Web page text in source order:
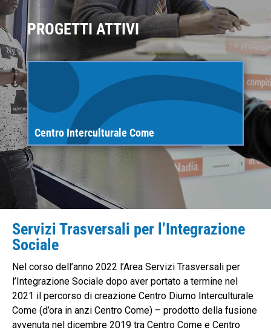
PROGETTI ATTIVI
Centro Interculturale Come
Servizi Trasversali per l’Integrazione
Sociale
Nel corso dell’anno 2022 l’Area Servizi Trasversali per
l’Integrazione Sociale dopo aver portato a termine nel
2021 il percorso di creazione Centro Diurno Interculturale
Come (d’ora in anzi Centro Come) – prodotto della fusione
avvenuta nel dicembre 2019 tra Centro Come e Centro